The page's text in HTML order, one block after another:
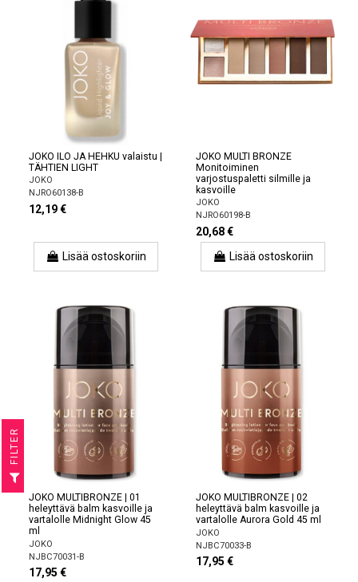
JOKO ILO JA HEHKU valaistu |
TÄHTIEN LIGHT
JOKO
NJRO60138-B
12,19 €
Lisää ostoskoriin
JOKO MULTI BRONZE
Monitoiminen
varjostuspaletti silmille ja
kasvoille
JOKO
NJRO60198-B
20,68 €
Lisää ostoskoriin
JOKO MULTIBRONZE | 01
heleyttävä balm kasvoille ja
vartalolle Midnight Glow 45
ml
JOKO
NJBC70031-B
17,95 €
JOKO MULTIBRONZE | 02
heleyttävä balm kasvoille ja
vartalolle Aurora Gold 45 ml
JOKO
NJBC70033-B
17,95 €
R